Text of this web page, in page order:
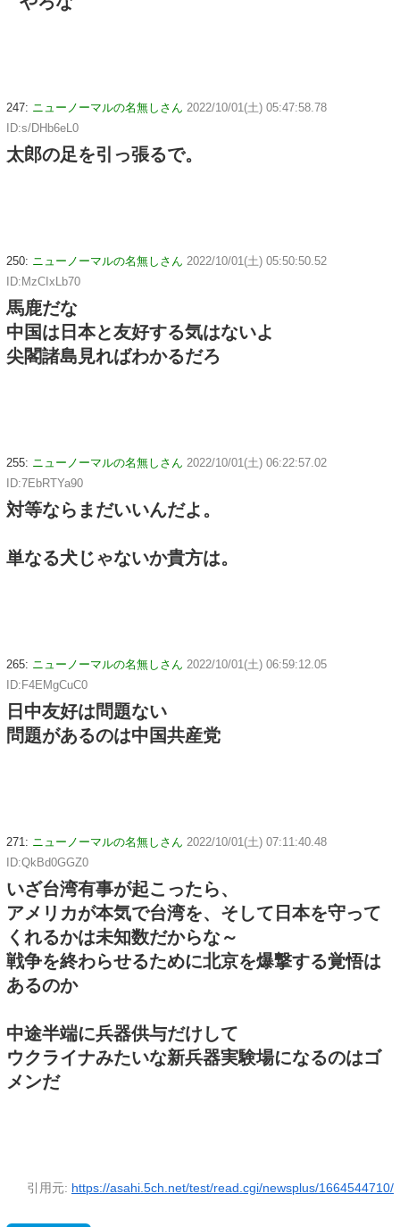
247: ニューノーマルの名無しさん 2022/10/01(土) 05:47:58.78
ID:s/DHb6eL0
太郎の足を引っ張るで。
250: ニューノーマルの名無しさん 2022/10/01(土) 05:50:50.52
ID:MzCIxLb70
馬鹿だな
中国は日本と友好する気はないよ
尖閣諸島見ればわかるだろ
255: ニューノーマルの名無しさん 2022/10/01(土) 06:22:57.02
ID:7EbRTYa90
対等ならまだいいんだよ。
単なる犬じゃないか貴方は。
265: ニューノーマルの名無しさん 2022/10/01(土) 06:59:12.05
ID:F4EMgCuC0
日中友好は問題ない
問題があるのは中国共産党
271: ニューノーマルの名無しさん 2022/10/01(土) 07:11:40.48
ID:QkBd0GGZ0
いざ台湾有事が起こったら、
アメリカが本気で台湾を、そして日本を守って
くれるかは未知数だからな～
戦争を終わらせるために北京を爆撃する覚悟は
あるのか
中途半端に兵器供与だけして
ウクライナみたいな新兵器実験場になるのはゴ
メンだ
引用元: https://asahi.5ch.net/test/read.cgi/newsplus/1664544710/